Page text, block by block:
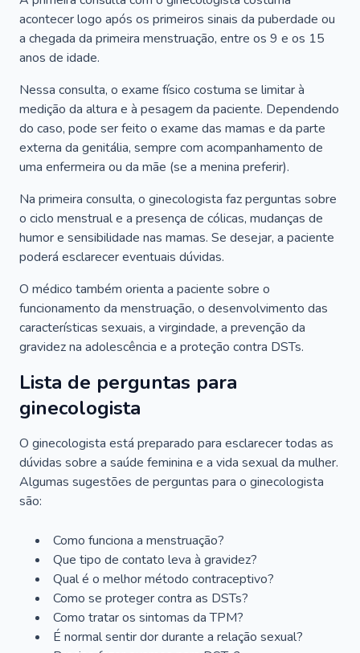
acontecer logo após os primeiros sinais da puberdade ou
a chegada da primeira menstruação, entre os 9 e os 15
anos de idade.
Nessa consulta, o exame físico costuma se limitar à
medição da altura e à pesagem da paciente. Dependendo
do caso, pode ser feito o exame das mamas e da parte
externa da genitália, sempre com acompanhamento de
uma enfermeira ou da mãe (se a menina preferir).
Na primeira consulta, o ginecologista faz perguntas sobre
o ciclo menstrual e a presença de cólicas, mudanças de
humor e sensibilidade nas mamas. Se desejar, a paciente
poderá esclarecer eventuais dúvidas.
O médico também orienta a paciente sobre o
funcionamento da menstruação, o desenvolvimento das
características sexuais, a virgindade, a prevenção da
gravidez na adolescência e a proteção contra DSTs.
Lista de perguntas para
ginecologista
O ginecologista está preparado para esclarecer todas as
dúvidas sobre a saúde feminina e a vida sexual da mulher.
Algumas sugestões de perguntas para o ginecologista
são:
Como funciona a menstruação?
Que tipo de contato leva à gravidez?
Qual é o melhor método contraceptivo?
Como se proteger contra as DSTs?
Como tratar os sintomas da TPM?
É normal sentir dor durante a relação sexual?